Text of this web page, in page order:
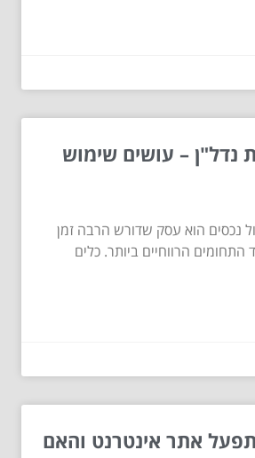
נדל"ן – עושים שימוש
נכסים הוא עסק שדורש הרבה זמן
הרווחיים ביותר. כלים
אתר אינטרנט והאם